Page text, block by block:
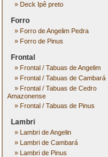
» Deck Ipê preto
Forro
» Forro de Angelim Pedra
» Forro de Pinus
Frontal
» Frontal / Tabuas de Angelim
» Frontal / Tabuas de Cambará
» Frontal / Tabuas de Cedro
Amazonense
» Frontal / Tabuas de Pinus
Lambri
» Lambri de Angelin
» Lambri de Cambará
» Lambri de Pinus